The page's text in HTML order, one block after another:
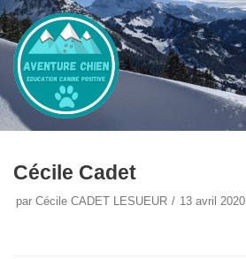
Aller
au
contenu
Cécile Cadet
par Cécile CADET LESUEUR 13 avril 2020